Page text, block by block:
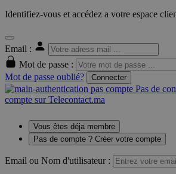
Identifiez-vous et accédez a votre espace
Email :
Mot de passe :
Mot de passe oublié?
Connecter
Pas de
compte sur Telecontact.ma
Vous êtes déja membre
Pas de compte ? Créer votre compte
Email ou Nom d'utilisateur :